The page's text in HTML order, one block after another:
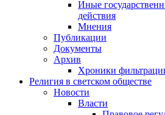
Иные
действия
Мнения
Публикации
Документы
Архив
Хроники
Религия в светском обществе
Новости
Власти